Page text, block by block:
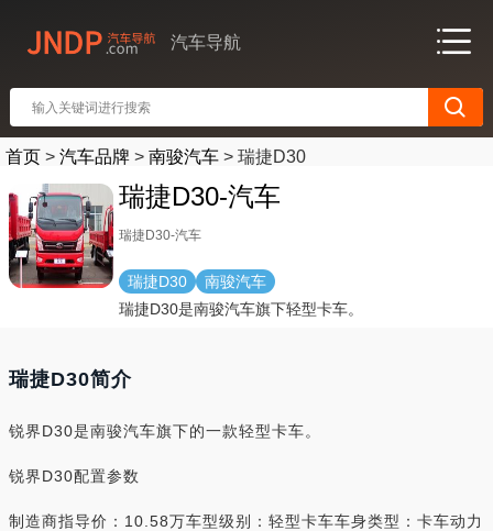
汽车导航
首页 > 汽车品牌 > 南骏汽车 > 瑞捷D30
瑞捷D30-汽车
瑞捷D30-汽车
瑞捷D30
南骏汽车
瑞捷D30是南骏汽车旗下轻型卡车。
瑞捷D30简介
锐界D30是南骏汽车旗下的一款轻型卡车。
锐界D30配置参数
制造商指导价：10.58万车型级别：轻型卡车车身类型：卡车动力